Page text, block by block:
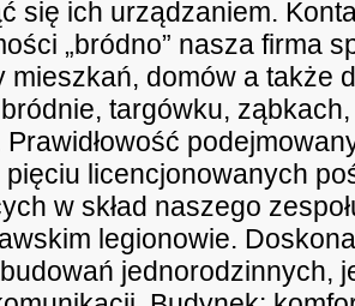
się ich urządzaniem.
„bródno” nasza firma
mieszkań, domów a także
bródnie, targówku,
licencjonowanych
w skład naszego
legionowie.
jednorodzinnych,